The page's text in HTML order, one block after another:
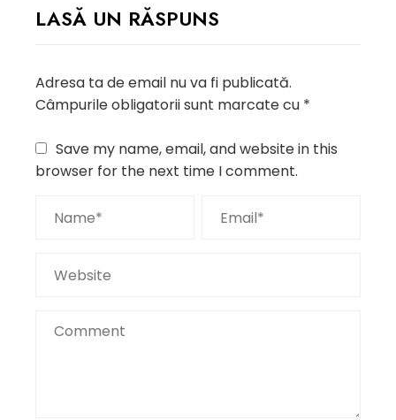
LASĂ UN RĂSPUNS
Adresa ta de email nu va fi publicată.
Câmpurile obligatorii sunt marcate cu *
Save my name, email, and website in this
browser for the next time I comment.